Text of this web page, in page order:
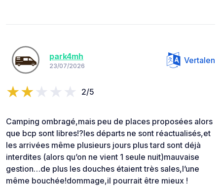
park4mh
23/07/2026
Vertalen
2/5
Camping ombragé,mais peu de places proposées alors
que bcp sont libres!?les départs ne sont réactualisés,et
les arrivées même plusieurs jours plus tard sont déjà
interdites (alors qu’on ne vient 1 seule nuit)mauvaise
gestion…de plus les douches étaient très sales,l’une
même bouchée!dommage,il pourrait être mieux !